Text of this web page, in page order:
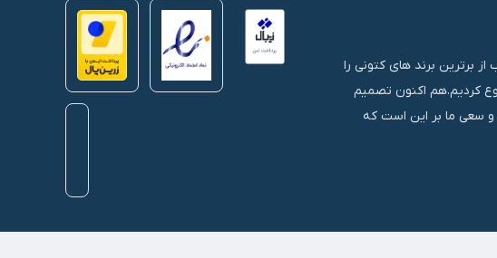
از برترین برند های کتونی را
کردیم.هم اکنون تصمیم
و سعی ما بر این است که